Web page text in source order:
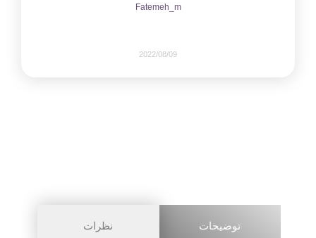
Fatemeh_m
2022/08/09
توضیحات نظرات